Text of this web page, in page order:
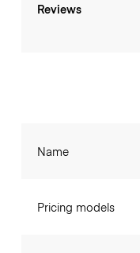
Reviews
Name
Pricing models